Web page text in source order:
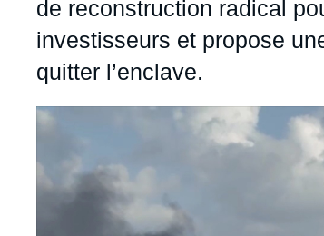
de reconstruction radical
investisseurs et propose
quitter l’enclave.
Image
principale